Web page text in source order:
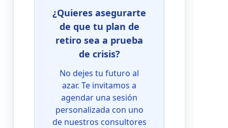
¿Quieres asegurarte
de que tu plan de
retiro sea a prueba
de crisis?
No dejes tu futuro al
azar. Te invitamos a
agendar una sesión
personalizada con uno
de nuestros consultores